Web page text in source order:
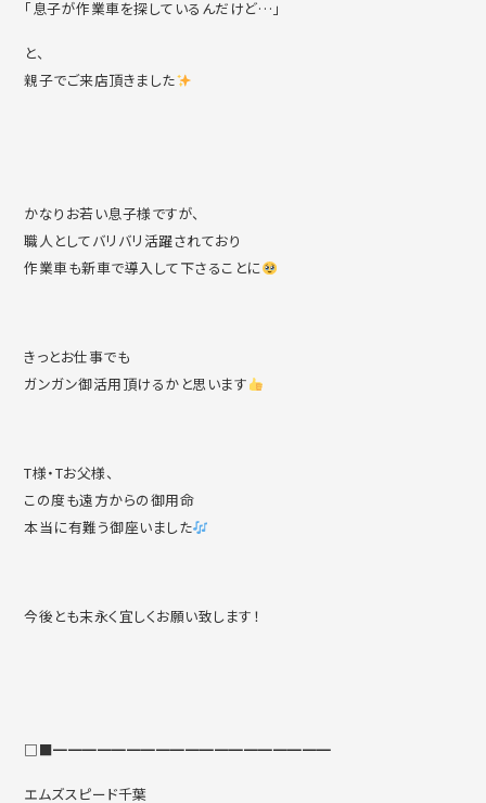
「息子が作業車を探しているんだけど…」
と、
親子でご来店頂きました
かなりお若い息子様ですが、
職人としてバリバリ活躍されており
作業車も新車で導入して下さることに
きっとお仕事でも
ガンガン御活用頂けるかと思います
T様・Tお父様、
この度も遠方からの御用命
本当に有難う御座いました
今後とも末永く宜しくお願い致します！
□■━━━━━━━━━━━━━━━━━━━
エムズスピード千葉